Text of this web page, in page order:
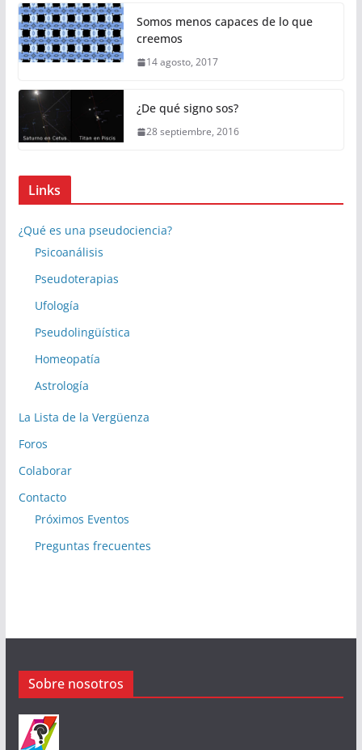
Somos menos capaces de lo que
creemos
14 agosto, 2017
¿De qué signo sos?
28 septiembre, 2016
Links
¿Qué es una pseudociencia?
Psicoanálisis
Pseudoterapias
Ufología
Pseudolingüística
Homeopatía
Astrología
La Lista de la Vergüenza
Foros
Colaborar
Contacto
Próximos Eventos
Preguntas frecuentes
Sobre nosotros